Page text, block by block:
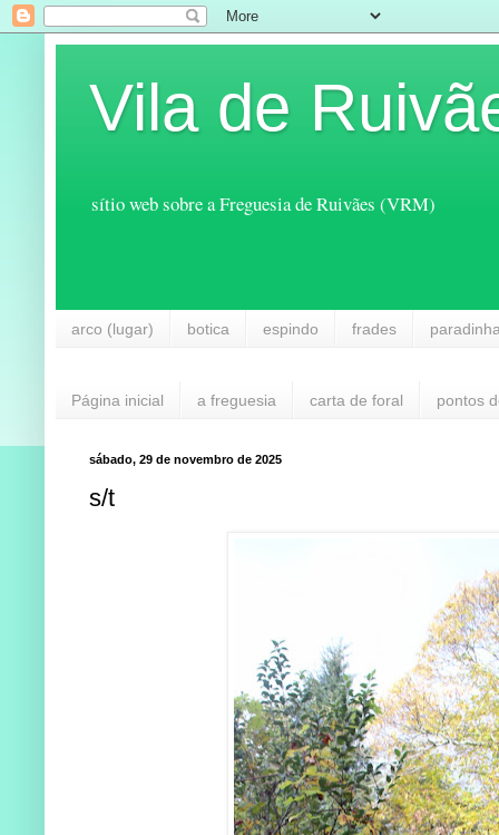
Vila de
sítio web sobre a Freguesia de Ruivães (VRM)
arco (lugar) botica espindo frades
Página inicial a freguesia carta de foral pontos
sábado, 29 de novembro de 2025
s/t